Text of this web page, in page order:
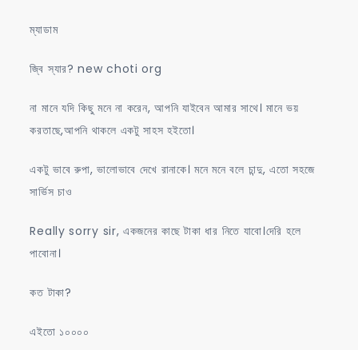
ম্যাডাম
জ্বি স্যার? new choti org
না মানে যদি কিছু মনে না করেন, আপনি যাইবেন আমার সাথে। মানে ভয়
করতাছে,আপনি থাকলে একটু সাহস হইতো।
একটু ভাবে রুপা, ভালোভাবে দেখে রানাকে। মনে মনে বলে চান্দু, এতো সহজে
সার্ভিস চাও
Really sorry sir, একজনের কাছে টাকা ধার নিতে যাবো।দেরি হলে
পাবোনা।
কত টাকা?
এইতো ১০০০০